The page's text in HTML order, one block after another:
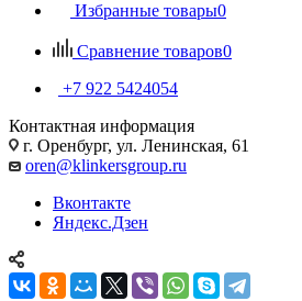
Избранные товары0
Сравнение товаров0
+7 922 5424054
Контактная информация
г. Оренбург, ул. Ленинская, 61
oren@klinkersgroup.ru
Вконтакте
Яндекс.Дзен